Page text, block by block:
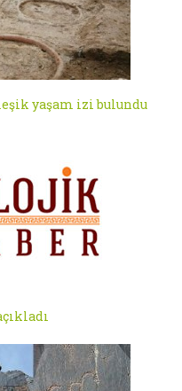
yaşam izi bulundu